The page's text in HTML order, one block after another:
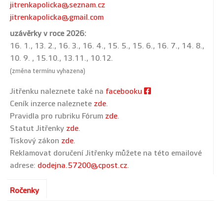
jitrenkapolicka@seznam.cz
jitrenkapolicka@gmail.com
uzávěrky v roce 2026:
16. 1., 13. 2., 16. 3., 16. 4., 15. 5., 15. 6., 16. 7., 14. 8.,
10. 9. , 15.10., 13.11., 10.12.
(změna termínu vyhazena)
Jitřenku naleznete také na facebooku
Ceník inzerce naleznete zde.
Pravidla pro rubriku Fórum zde.
Statut Jitřenky zde.
Tiskový zákon zde.
Reklamovat doručení Jitřenky můžete na této emailové
adrese: dodejna.57200@cpost.cz.
Ročenky